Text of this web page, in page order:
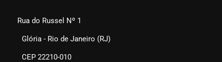
Rua do Russel Nº 1
Glória - Rio de Janeiro (RJ)
CEP 22210-010